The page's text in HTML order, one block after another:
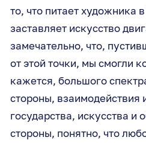
то, что питает художника
заставляет искусство
замечательно, что,
от этой точки, мы смогли
кажется, большого
стороны, взаимодействия
государства, искусства и
стороны, понятно, что